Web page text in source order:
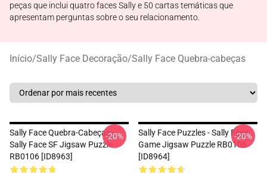
peças que inclui quatro faces Sally e 50 cartas temáticas que
apresentam perguntas sobre o seu relacionamento.
Início/Sally Face Decoração/Sally Face Quebra-cabeças
Sally Face Quebra-Cabeças -
Sally Face SF Jigsaw Puzzle
RB0106 [ID8963]
-20%
Sally Face Puzzles - Sally Face
Game Jigsaw Puzzle RB0106
[ID8964]
-20%